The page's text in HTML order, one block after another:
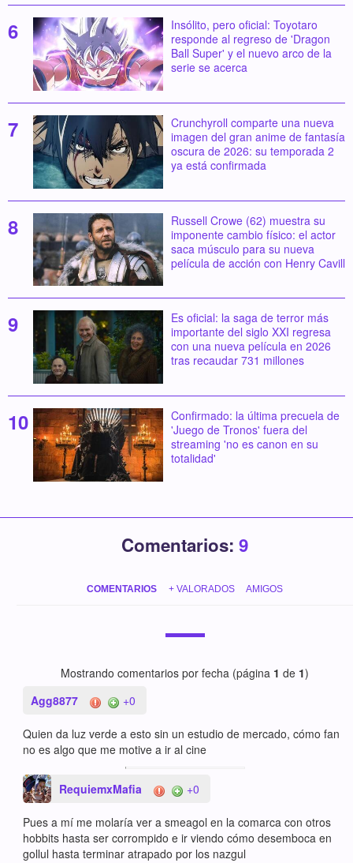
Insólito, pero oficial: Toyotaro
responde al regreso de 'Dragon
Ball Super' y el nuevo arco de la
serie se acerca
Crunchyroll comparte una nueva
imagen del gran anime de fantasía
oscura de 2026: su temporada 2
ya está confirmada
Russell Crowe (62) muestra su
imponente cambio físico: el actor
saca músculo para su nueva
película de acción con Henry Cavill
Es oficial: la saga de terror más
importante del siglo XXI regresa
con una nueva película en 2026
tras recaudar 731 millones
Confirmado: la última precuela de
'Juego de Tronos' fuera del
streaming 'no es canon en su
totalidad'
Comentarios: 9
COMENTARIOS + VALORADOS AMIGOS
Mostrando comentarios por fecha (página 1 de 1)
Agg8877
+0
Quien da luz verde a esto sin un estudio de mercado, cómo fan
no es algo que me motive a ir al cine
RequiemxMafia +0
Pues a mí me molaría ver a smeagol en la comarca con otros
hobbits hasta ser corrompido e ir viendo cómo desemboca en
gollul hasta terminar atrapado por los nazgul